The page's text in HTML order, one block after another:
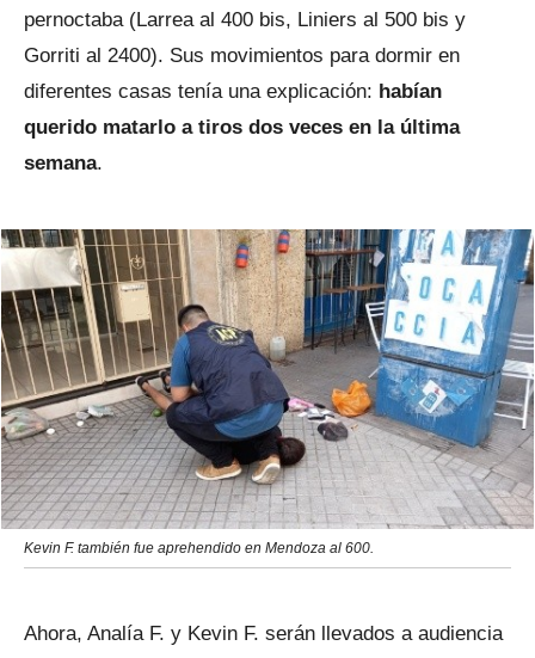
pernoctaba (Larrea al 400 bis, Liniers al 500 bis y
Gorriti al 2400). Sus movimientos para dormir en
diferentes casas tenía una explicación: habían
querido matarlo a tiros dos veces en la última
semana.
Kevin F. también fue aprehendido en Mendoza al 600.
Ahora, Analía F. y Kevin F. serán llevados a audiencia